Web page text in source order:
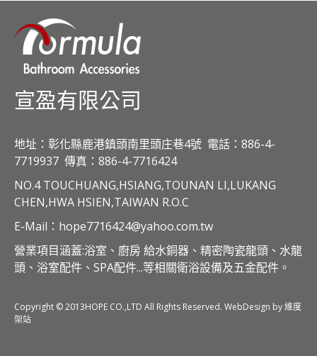
宣盈有限公司
地址：彰化縣鹿港鎮頭南里頭庄巷4號 電話：886-4-
7719937 傳真：886-4-7716424
NO.4 TOUCHUANG,HSIANG,TOUNAN LI,LUKANG
CHEN,HWA HSIEN,TAIWAN R.O.C
E-Mail：hope7716424@yahoo.com.tw
營業項目涵蓋:浴室、廚房 給水銅器、精密陶瓷龍頭、水龍
頭、浴室配件、SPA配件...等相關衛浴設備及五金配件。
Copyright © 2013HOPE CO.,LTD All Rights Reserved. WebDesign by 維度
架站